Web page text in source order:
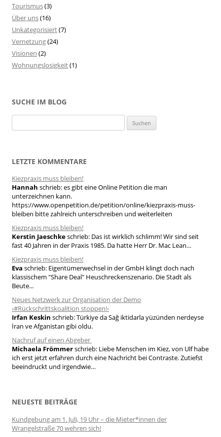
Tourismus(3)
Über uns(16)
Unkategorisiert(7)
Vernetzung(24)
Visionen (2)
Wohnungslosigkeit(1)
SUCHE IM BLOG
u
n
n
a
c
h
:
LETZTE KOMMENTARE
Kiezpraxis muss bleiben!
Hannah schrieb:es gibt eine Online Petition die man
unterzeichnen kann.
https://www.openpetition.de/petition/online/kiezpraxis-muss-
bleiben bitte zahlreich unterschreiben und weiterleiten
Kiezpraxis muss bleiben!
Kerstin Jaeschkeschrieb: Das ist wirklich schlimm! Wir sind seit
fast 40 Jahren in der Praxis 1985. Da hatte Herr Dr. Mac Lean…
Kiezpraxis muss bleiben!
Eva schrieb: Eigentümerwechsel in der GmbH klingt doch nach
klassischem "Share Deal" Heuschreckenszenario. Die Stadt als
Beute...
Neues Netzwerk zur Organisation der Demo
›#Rückschrittskoalition stoppen!‹
Irfan Keskin schrieb:Türkiye da Sağ iktidarla yüzünden nerdeyse
İran ve Afganistan gibi oldu.
Nachruf auf einen Abgeber
Michaela Frömmerschrieb: Liebe Menschen im Kiez, von Ulf habe
ich erst jetzt erfahren durch eine Nachricht bei Contraste. Zutiefst
beeindruckt und irgendwie…
NEUESTE BEITRÄGE
Kundgebung am 1. Juli, 19 Uhr – die Mieter*innen der
Wrangelstraße 70 wehren sich!